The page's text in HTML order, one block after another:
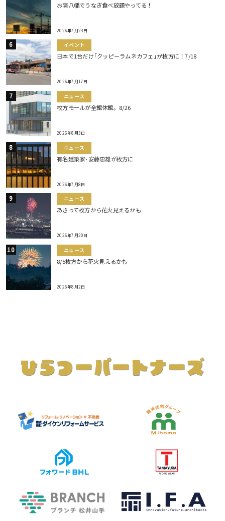
お隣八幡でうなぎ食べ放題やってる！
2026年7月23日
イベント
日本で1台だけ｢クッピーラムネカフェ｣が枚方に！7/18
2026年7月17日
ニュース
枚方モールが全館休館。8/26
2026年8月3日
ニュース
有名建築家･安藤忠雄が枚方に
2026年7月8日
ニュース
あさって枚方から花火見えるかも
2026年7月20日
ニュース
8/5枚方から花火見えるかも
2026年8月2日